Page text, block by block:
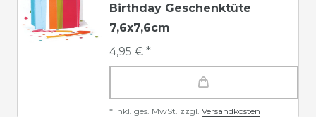
Birthday Geschenktüte
7,6x7,6cm
4,95 € *
* inkl. ges. MwSt. zzgl. Versandkosten